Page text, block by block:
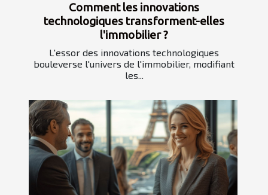
Comment les innovations
technologiques transforment-elles
l'immobilier ?
L'essor des innovations technologiques
bouleverse l'univers de l'immobilier, modifiant
les...